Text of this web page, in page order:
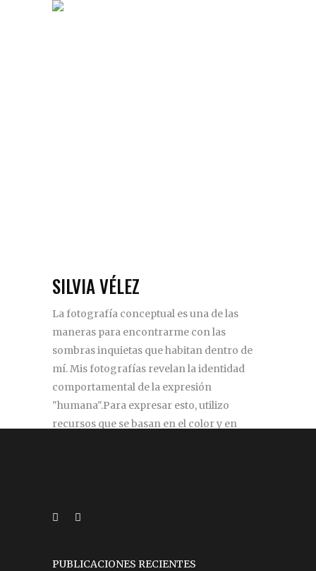
SILVIA VÉLEZ
La fotografía conceptual es una de las
maneras para encontrarme con las
sombras inquietas que habitan dentro de
mí. Mis fotografías revelan la identidad
comportamental de la expresión
"humana".Para expresar esto, utilizo
recursos que se basan en el color y en
PUBLICACIONES RECIENTES